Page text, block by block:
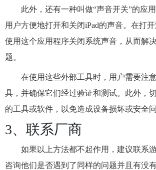
此外，还有一种叫做“声音开关”的应
用户方便地打开和关闭iPad的声音。在打
使用这个应用程序关闭系统声音，从而解
题。
在使用这些外部工具时，用户需要注
具，并确保它们经过验证和测试。此外，
的工具或软件，以免造成设备损坏或安全问
3、联系厂商
如果以上方法都不起作用，建议联系
咨询他们是否遇到了同样的问题并且有没